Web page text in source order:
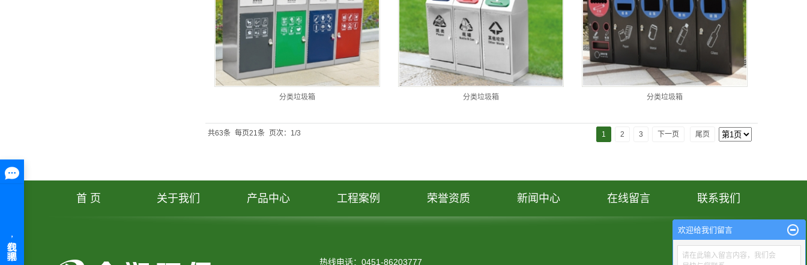
分类垃圾箱 分类垃圾箱 分类垃圾箱
共63条 每页21条 页次：1/3 1 2 3 下一页 尾页
首 页 关于我们 产品中心 工程案例 荣誉资质 新闻中心 在线留言 联系我们
热线电话：0451-86203777
欢迎给我们留言
请在此输入留言内容，我们会